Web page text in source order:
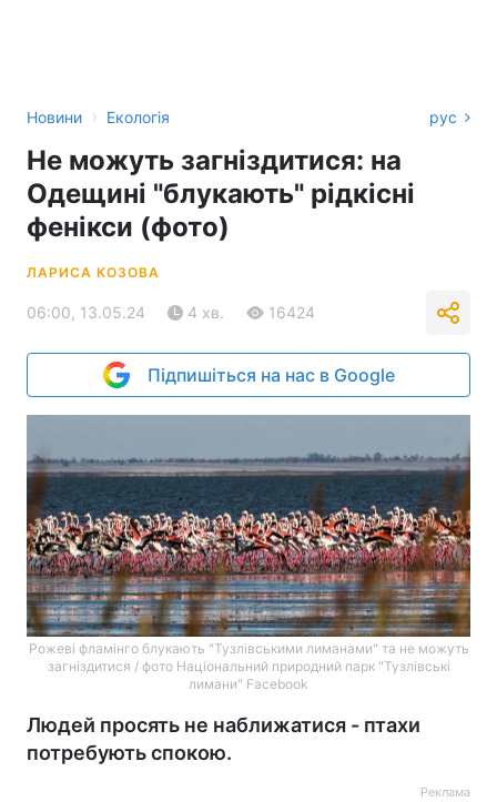
Новини › Екологія рус
Не можуть загніздитися: на
Одещині "блукають" рідкісні
фенікси (фото)
ЛАРИСА КОЗОВА
06:00, 13.05.24 4 хв. 16424
Підпишіться на нас в Google
Рожеві фламінго блукають "Тузлівськими лиманами" та не можуть
загніздитися / фото Національний природний парк "Тузлівські
лимани" Facebook
Людей просять не наближатися - птахи
потребують спокою.
Реклама